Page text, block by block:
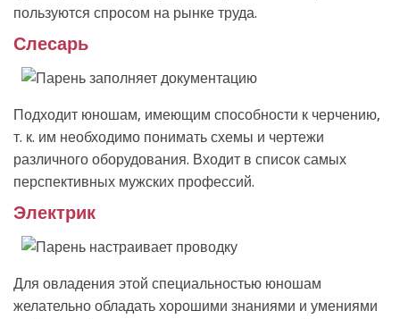
пользуются спросом на рынке труда.
Слесарь
Подходит юношам, имеющим способности к черчению,
т. к. им необходимо понимать схемы и чертежи
различного оборудования. Входит в список самых
перспективных мужских профессий.
Электрик
Для овладения этой специальностью юношам
желательно обладать хорошими знаниями и умениями